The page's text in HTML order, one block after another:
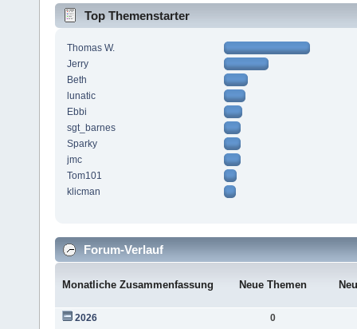
Top Themenstarter
Thomas W.
Jerry
Beth
lunatic
Ebbi
sgt_barnes
Sparky
jmc
Tom101
klicman
Forum-Verlauf
Monatliche Zusammenfassung Neue Themen
2026
0